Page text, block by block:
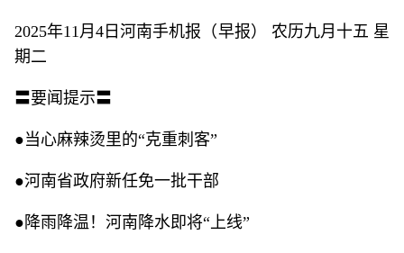
2025年11月4日河南手机报（早报） 农历九月十五 星
期二
〓要闻提示〓
●当心麻辣烫里的“克重刺客”
●河南省政府新任免一批干部
●降雨降温！河南降水即将“上线”